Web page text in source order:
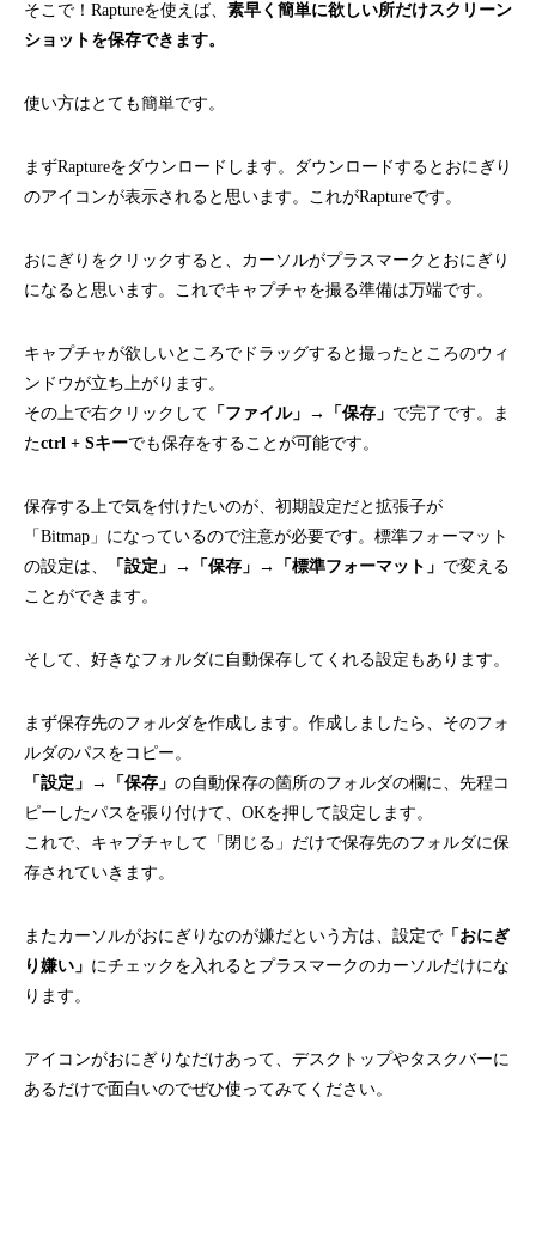
そこで！Raptureを使えば、 素早く簡単に欲しい所だけスクリーン
ショットを保存できます。
使い方はとても簡単です。
まずRaptureをダウンロードします。ダウンロードするとおにぎり
のアイコンが表示されると思います。これがRaptureです。
おにぎりをクリックすると、カーソルがプラスマークとおにぎり
になると思います。これでキャプチャを撮る準備は万端です。
キャプチャが欲しいところでドラッグすると撮ったところのウィ
ンドウが立ち上がります。
その上で右クリックして 「ファイル」→「保存」 で完了です。ま
たctrl + Sキーでも保存をすることが可能です。
保存する上で気を付けたいのが、初期設定だと拡張子が
「Bitmap」になっているので注意が必要です。標準フォーマット
の設定は、
「設定」→「保存」→「標準フォーマット」 で変える
ことができます。
そして、好きなフォルダに自動保存してくれる設定もあります。
まず保存先のフォルダを作成します。作成しましたら、そのフォ
ルダのパスをコピー。
「設定」→「保存」 の自動保存の箇所のフォルダの欄に、先程コ
ピーしたパスを張り付けて、OKを押して設定します。
これで、キャプチャして「閉じる」だけで保存先のフォルダに保
存されていきます。
またカーソルがおにぎりなのが嫌だという方は、設定で 「おにぎ
り嫌い」 にチェックを入れるとプラスマークのカーソルだけにな
ります。
アイコンがおにぎりなだけあって、デスクトップやタスクバーに
あるだけで面白いのでぜひ使ってみてください。